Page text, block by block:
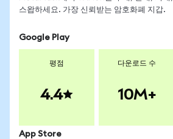
스왑하세요. 가장 신뢰받는 암호화폐 지갑.
Google Play
평점
4.4
다운로드 수
10M+
App Store